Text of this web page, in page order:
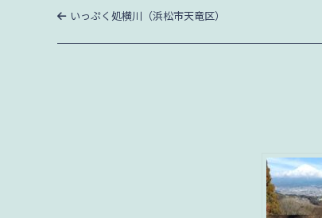
投
稿
過
の
いっぷく処横川（浜松市天竜区）